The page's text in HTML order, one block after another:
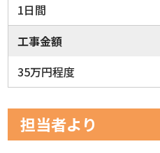
1日間
工事金額
35万円程度
担当者より